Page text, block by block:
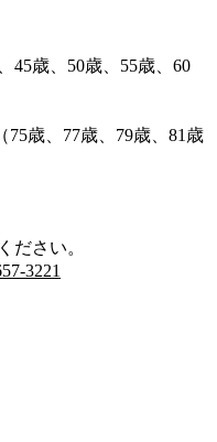
45歳、50歳、55歳、60
歳、77歳、79歳、81歳
ださい。
3221